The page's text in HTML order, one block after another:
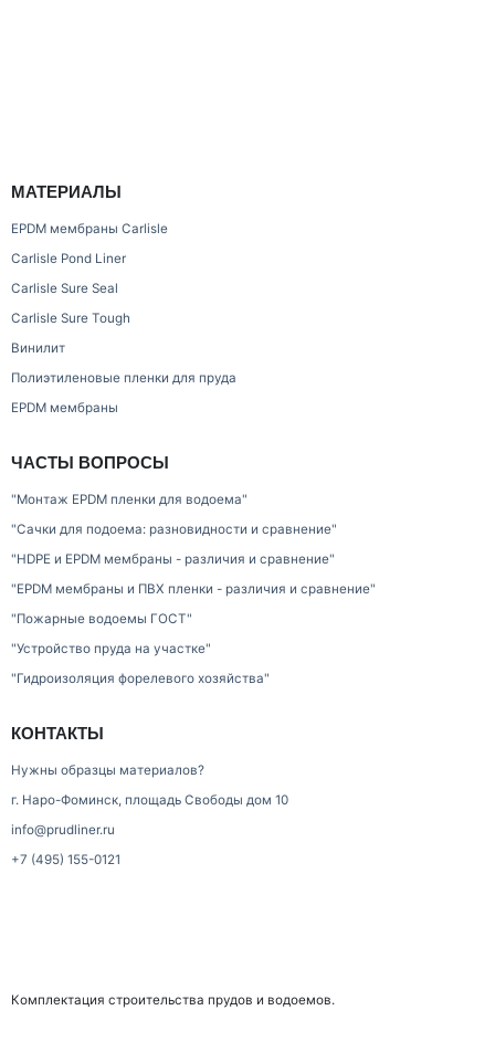
МАТЕРИАЛЫ
EPDM мембраны Carlisle
Carlisle Pond Liner
Carlisle Sure Seal
Carlisle Sure Tough
Винилит
Полиэтиленовые пленки для пруда
EPDM мембраны
ЧАСТЫ ВОПРОСЫ
"Монтаж EPDM пленки для водоема"
"Сачки для подоема: разновидности и сравнение"
"HDPE и EPDM мембраны - различия и сравнение"
"EPDM мембраны и ПВХ пленки - различия и сравнение"
"Пожарные водоемы ГОСТ"
"Устройство пруда на участке"
"Гидроизоляция форелевого хозяйства"
КОНТАКТЫ
Нужны образцы материалов?
г. Наро-Фоминск, площадь Свободы дом 10
info@prudliner.ru
+7 (495) 155-0121
Комплектация строительства прудов и водоемов.